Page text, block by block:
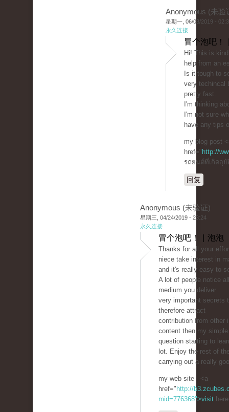
Anonymous (未验
星期一, 06/03/2019 -
永久连接
冒个泡吧！
Hi! This is
help from an
Is it tough to
very techincal
pretty fast.
I'm thinking
I'm not sure
have any tips
my blog post
href=" http://
รถยนต์ที่เกิดอุบั
回复
Anonymous (未验证)
星期三, 04/24/2019 - 23:24
永久连接
冒个泡吧！ | 泡泡
Thanks for all your
niece take interest in
and it's really easy to
A lot of people notice
medium you deliver
very important secrets
therefore attract
contribution from other
content then my
question starting to
lot. Enjoy the rest of
carrying out a really
my web site - <a
href=" http://
mid=776368">visit